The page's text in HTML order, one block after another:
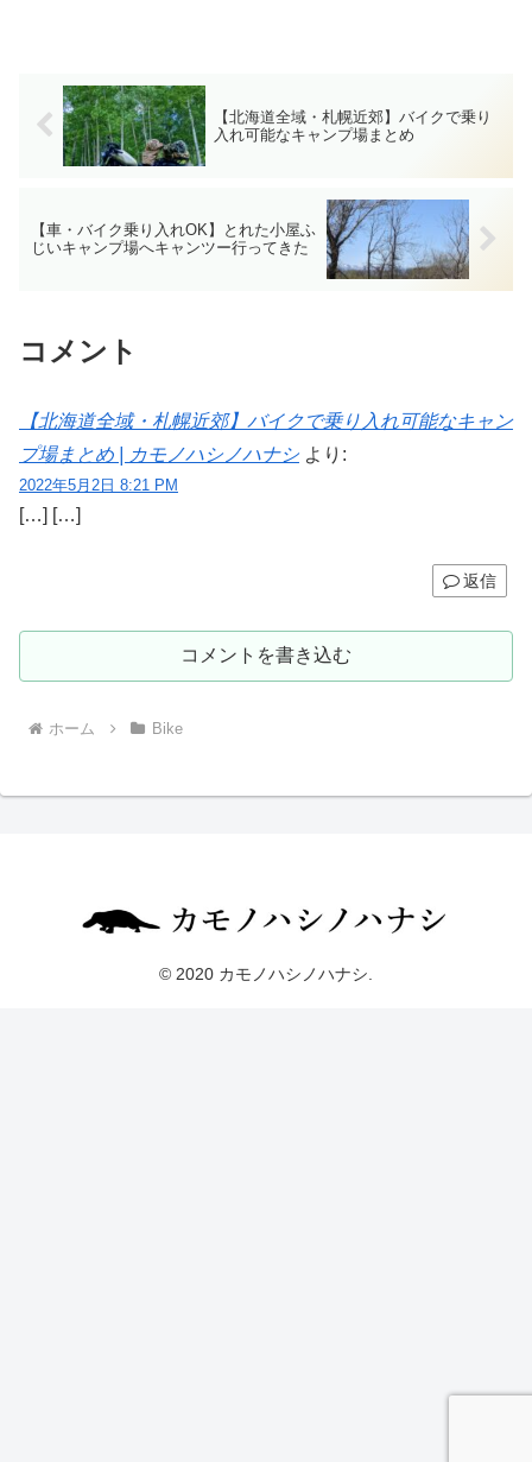
【北海道全域・札幌近郊】バイクで乗り
入れ可能なキャンプ場まとめ
【車・バイク乗り入れOK】とれた小屋ふ
じいキャンプ場へキャンツー行ってきた
コメント
【北海道全域・札幌近郊】バイクで乗り入れ可能なキャン
プ場まとめ | カモノハシノハナシ より:
2022年5月2日 8:21 PM
[…] […]
返信
コメントを書き込む
ホーム Bike
© 2020 カモノハシノハナシ.